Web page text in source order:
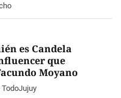
es Candela
que
Moyano
TodoJujuy